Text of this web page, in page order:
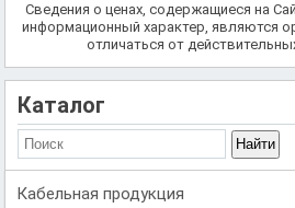
Сведения о ценах, содержащиеся на
информационный характер, являются
отличаться от
Каталог
Кабельная продукция